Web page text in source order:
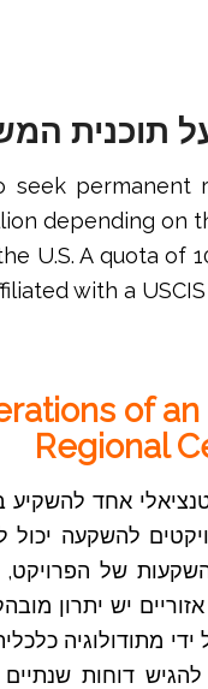
seek
depending
U.S. A quota of
with a
of an
Regional
אחד להשקיע
של הפרויקט,
אזוריים יש יתרון
מתודולוגיה
דוחות